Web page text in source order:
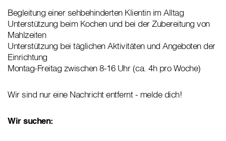
Begleitung einer sehbehinderten Klientin im Alltag
Unterstützung beim Kochen und bei der Zubereitung von
Mahlzeiten
Unterstützung bei täglichen Aktivitäten und Angeboten der
Einrichtung
Montag-Freitag zwischen 8-16 Uhr (ca. 4h pro Woche)
Wir sind nur eine Nachricht entfernt - melde dich!
Wir suchen: